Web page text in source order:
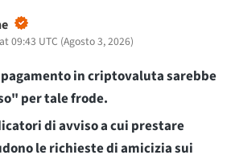
09:43 UTC (Agosto 3, 2026)
in criptovaluta sarebbe
per tale frode.
di avviso a cui prestare
le richieste di amicizia sui